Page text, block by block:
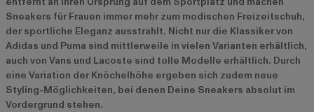
Sneakers für Frauen immer mehr zum modischen Freizeitschuh,
der sportliche Eleganz ausstrahlt. Nicht nur die Klassiker von
Adidas und Puma sind mittlerweile in vielen Varianten erhältlich,
auch von Vans und Lacoste sind tolle Modelle erhältlich. Durch
eine Variation der Knöchelhöhe ergeben sich zudem neue
Styling-Möglichkeiten, bei denen Deine Sneakers absolut im
Vordergrund stehen.